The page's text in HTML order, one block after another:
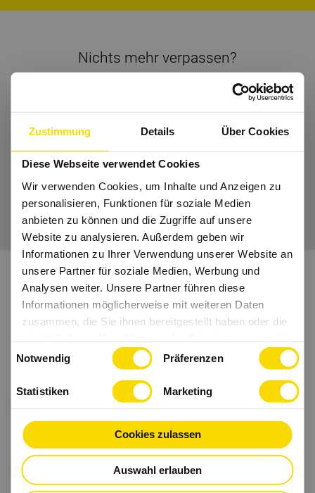
Zustimmung Details Über Cookies
Diese Webseite verwendet Cookies
Wir verwenden Cookies, um Inhalte und Anzeigen zu
personalisieren, Funktionen für soziale Medien
anbieten zu können und die Zugriffe auf unsere
Website zu analysieren. Außerdem geben wir
Informationen zu Ihrer Verwendung unserer Website an
unsere Partner für soziale Medien, Werbung und
Analysen weiter. Unsere Partner führen diese
Informationen möglicherweise mit weiteren Daten
zusammen, die Sie ihnen bereitgestellt haben oder die
haben.
Notwendig Präferenzen
Statistiken Marketing
Cookies zulassen
Auswahl erlauben
Nichts mehr verpassen?
Bekomme regelmäßig Tipps und bleibe Up-
Dann folge uns auch auf
Instagramund Co.
Wir freuen uns auf Dich.